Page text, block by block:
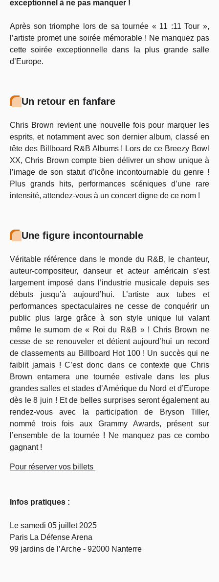
exceptionnel à ne pas manquer !
Après son triomphe lors de sa tournée « 11 :11 Tour »,
l’artiste promet une soirée mémorable ! Ne manquez pas
cette soirée exceptionnelle dans la plus grande salle
d’Europe.
Un retour en fanfare
Chris Brown revient une nouvelle fois pour marquer les
esprits, et notamment avec son dernier album, classé en
tête des Billboard R&B Albums ! Lors de ce Breezy Bowl
XX, Chris Brown compte bien délivrer un show unique à
l’image de son statut d’icône incontournable du genre !
Plus grands hits, performances scéniques d’une rare
intensité, attendez-vous à un concert digne de ce nom !
Une figure incontournable
Véritable référence dans le monde du R&B, le chanteur,
auteur-compositeur, danseur et acteur américain s’est
largement imposé dans l’industrie musicale depuis ses
débuts jusqu’à aujourd’hui. L’artiste aux tubes et
performances spectaculaires ne cesse de conquérir un
public plus large grâce à son style unique lui valant
même le surnom de « Roi du R&B » ! Chris Brown ne
cesse de se renouveler et détient aujourd’hui un record
de classements au Billboard Hot 100 ! Un succès qui ne
faiblit jamais ! C’est donc dans ce contexte que Chris
Brown entamera une tournée estivale dans les plus
grandes salles et stades d’Amérique du Nord et d’Europe
dès le 8 juin ! Et de belles surprises seront également au
rendez-vous avec la participation de Bryson Tiller,
nommé trois fois aux Grammy Awards, présent sur
l’ensemble de la tournée ! Ne manquez pas ce combo
gagnant !
Pour réserver vos billets
Infos pratiques :
Le samedi 05 juillet 2025
Paris La Défense Arena
99 jardins de l’Arche - 92000 Nanterre